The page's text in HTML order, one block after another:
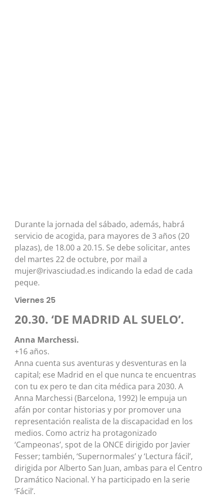
Durante la jornada del sábado, además, habrá
servicio de acogida, para mayores de 3 años (20
plazas), de 18.00 a 20.15. Se debe solicitar, antes
del martes 22 de octubre, por mail a
mujer@rivasciudad.es indicando la edad de cada
peque.
Viernes 25
20.30. ‘DE MADRID AL SUELO’.
Anna Marchessi.
+16 años.
Anna cuenta sus aventuras y desventuras en la
capital; ese Madrid en el que nunca te encuentras
con tu ex pero te dan cita médica para 2030. A
Anna Marchessi (Barcelona, 1992) le empuja un
afán por contar historias y por promover una
representación realista de la discapacidad en los
medios. Como actriz ha protagonizado
‘Campeonas’, spot de la ONCE dirigido por Javier
Fesser; también, ‘Supernormales’ y ‘Lectura fácil’,
dirigida por Alberto San Juan, ambas para el Centro
Dramático Nacional. Y ha participado en la serie
‘Fácil’.